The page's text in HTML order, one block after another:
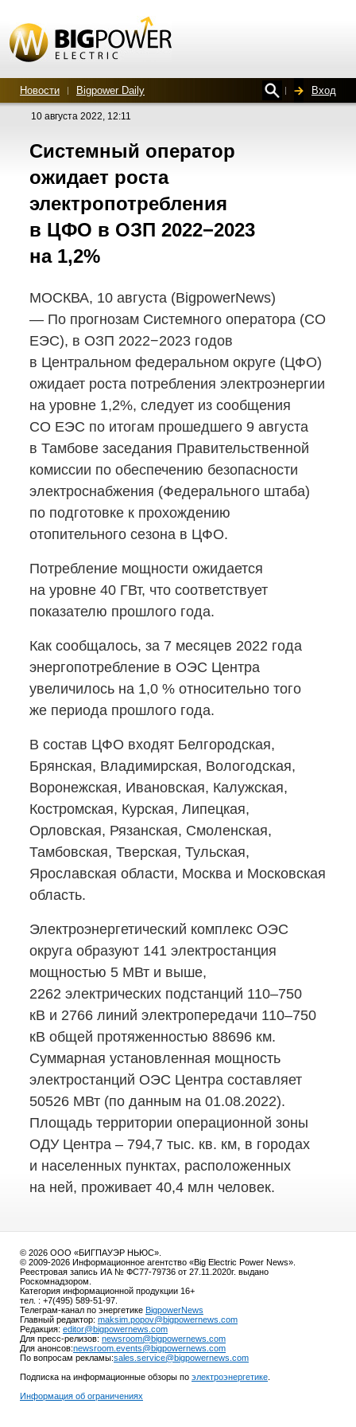
Новости Bigpower Daily Вход
10 августа 2022, 12:11
Системный оператор
ожидает роста
электропотребления
в ЦФО в ОЗП 2022−2023
на 1,2%
МОСКВА, 10 августа (BigpowerNews)
— По прогнозам Системного оператора (СО
ЕЭС), в ОЗП 2022−2023 годов
в Центральном федеральном округе (ЦФО)
ожидает роста потребления электроэнергии
на уровне 1,2%, следует из сообщения
СО ЕЭС по итогам прошедшего 9 августа
в Тамбове заседания Правительственной
комиссии по обеспечению безопасности
электроснабжения (Федерального штаба)
по подготовке к прохождению
отопительного сезона в ЦФО.
Потребление мощности ожидается
на уровне 40 ГВт, что соответствует
показателю прошлого года.
Как сообщалось, за 7 месяцев 2022 года
энергопотребление в ОЭС Центра
увеличилось на 1,0 % относительно того
же периода прошлого года.
В состав ЦФО входят Белгородская,
Брянская, Владимирская, Вологодская,
Воронежская, Ивановская, Калужская,
Костромская, Курская, Липецкая,
Орловская, Рязанская, Смоленская,
Тамбовская, Тверская, Тульская,
Ярославская области, Москва и Московская
область.
Электроэнергетический комплекс ОЭС
округа образуют 141 электростанция
мощностью 5 МВт и выше,
2262 электрических подстанций 110–750
кВ и 2766 линий электропередачи 110–750
кВ общей протяженностью 88696 км.
Суммарная установленная мощность
электростанций ОЭС Центра составляет
50526 МВт (по данным на 01.08.2022).
Площадь территории операционной зоны
ОДУ Центра – 794,7 тыс. кв. км, в городах
и населенных пунктах, расположенных
на ней, проживает 40,4 млн человек.
© 2026 ООО «БИГПАУЭР НЬЮС».
© 2009-2026 Информационное агентство «Big Electric Power News».
Реестровая запись ИА № ФС77-79736 от 27.11.2020г. выдано
Роскомнадзором.
Категория информационной продукции 16+
тел. : +7(495) 589-51-97.
Телеграм-канал по энергетике BigpowerNews
Главный редактор: maksim.popov@bigpowernews.com
Редакция: editor@bigpowernews.com
Для пресс-релизов: newsroom@bigpowernews.com
Для анонсов:newsroom.events@bigpowernews.com
По вопросам рекламы:sales.service@bigpowernews.com
Подписка на информационные обзоры по электроэнергетике
Информация об ограничениях